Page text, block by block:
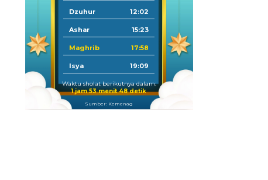
Dzuhur 12:02
Ashar 15:23
Maghrib 17:58
Isya 19:09
Waktu sholat berikutnya dalam:
1 jam 53 menit 47 detik
Sumber: Kemenag